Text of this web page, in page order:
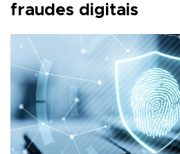
fraudes digitais